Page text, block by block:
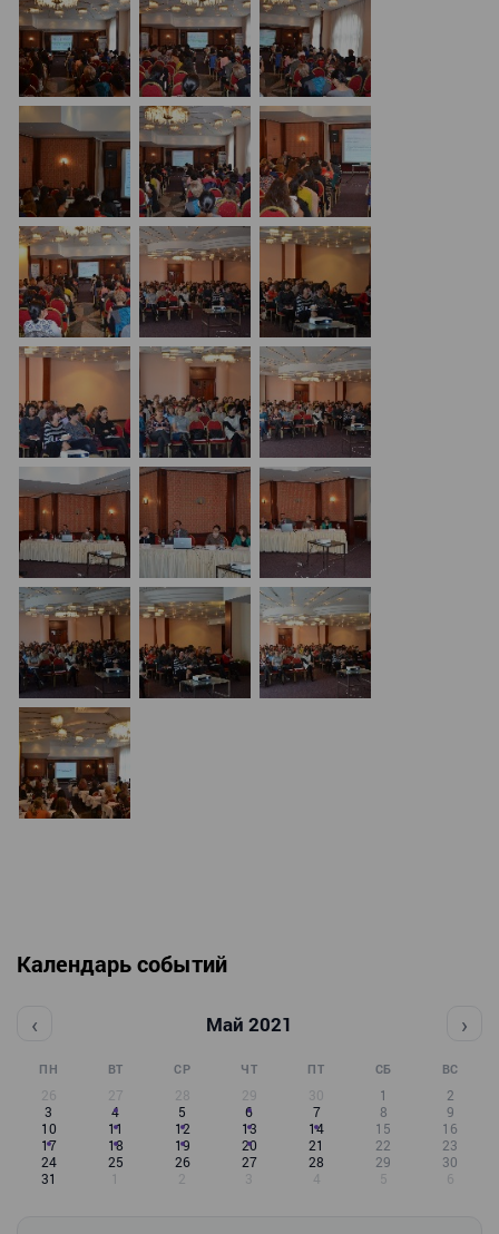
Календарь событий
‹ Май 2021 ›
ПН ВТ СР ЧТ ПТ СБ ВС
26 27 28 29 30 1
2
3
4 5 6 7 8
9
10
11 12 13 14 15
16
17
18 19 20 21 22
23
24
25 26 27 28 29
30
31
1 2 3 4 5 6